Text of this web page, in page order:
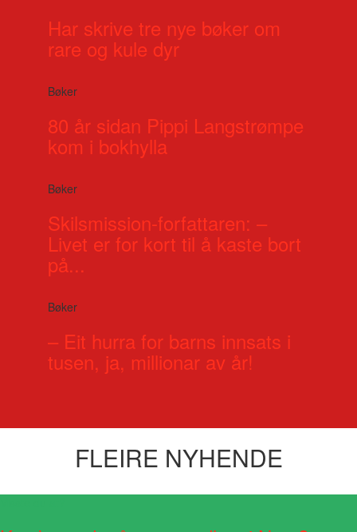
Har skrive tre nye bøker om
rare og kule dyr
Bøker
80 år sidan Pippi Langstrømpe
kom i bokhylla
Bøker
Skilsmission-forfattaren: –
Livet er for kort til å kaste bort
på...
Bøker
– Eit hurra for barns innsats i
tusen, ja, millionar av år!
FLEIRE NYHENDE